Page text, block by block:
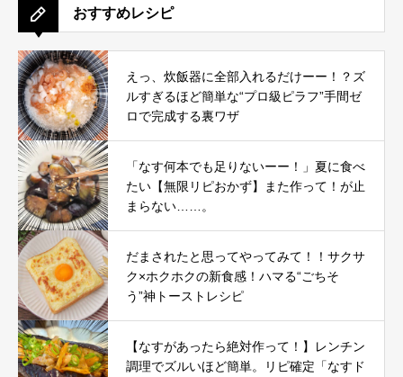
おすすめレシピ
えっ、炊飯器に全部入れるだけーー！？ズ
ルすぎるほど簡単な“プロ級ピラフ”手間ゼ
ロで完成する裏ワザ
「なす何本でも足りないーー！」夏に食べ
たい【無限リピおかず】また作って！が止
まらない……。
だまされたと思ってやってみて！！サクサ
ク×ホクホクの新食感！ハマる“ごちそ
う”神トーストレシピ
【なすがあったら絶対作って！】レンチン
調理でズルいほど簡単。リピ確定「なすド